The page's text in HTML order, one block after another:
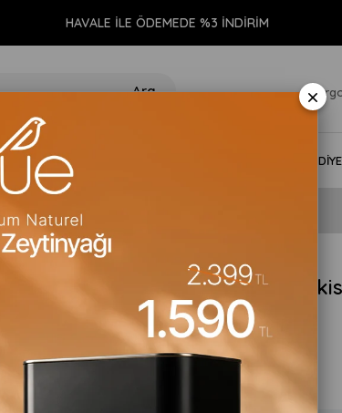
HAVALE İLE ÖDEMEDE %3 İNDİRİM
TEMİZLİK
Therapia Atelier
Negatif Enerji Temizliği
0
Stok Kodu
×